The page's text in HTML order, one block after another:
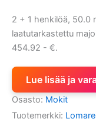
2 + 1 henkilöä, 50.0
laatutarkastettu
454.92 - €.
Lue lisää ja
Osasto: Mokit
Tuotemerkki: